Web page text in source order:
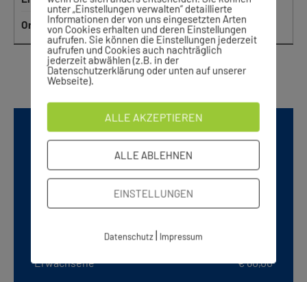
Ort Boxcenter Freibad
1 bis 6 von 6 Einträgen
ABTEILUNGSBEITRÄGE
Jugendliche bis 14 Jahre € 35,00
Erwachsene € 60,00
unter „Einstellungen verwalten“ detaillierte
Informationen der von uns eingesetzten Arten
von Cookies erhalten und deren Einstellungen
aufrufen. Sie können die Einstellungen jederzeit
aufrufen und Cookies auch nachträglich
jederzeit abwählen (z.B. in der
Datenschutzerklärung oder unten auf unserer
Webseite).
ALLE AKZEPTIEREN
ALLE ABLEHNEN
EINSTELLUNGEN
Datenschutz| Impressum